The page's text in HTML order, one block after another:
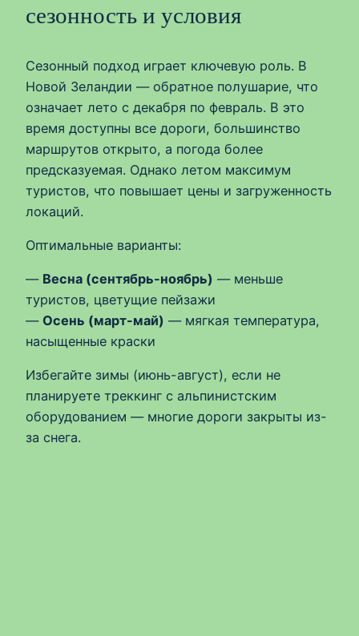
сезонность и условия
Сезонный подход играет ключевую роль. В
Новой Зеландии — обратное полушарие, что
означает лето с декабря по февраль. В это
время доступны все дороги, большинство
маршрутов открыто, а погода более
предсказуемая. Однако летом максимум
туристов, что повышает цены и загруженность
локаций.
Оптимальные варианты:
— Весна (сентябрь-ноябрь) — меньше
туристов, цветущие пейзажи
— Осень (март-май) — мягкая температура,
насыщенные краски
Избегайте зимы (июнь-август), если не
планируете треккинг с альпинистским
оборудованием — многие дороги закрыты из-
за снега.